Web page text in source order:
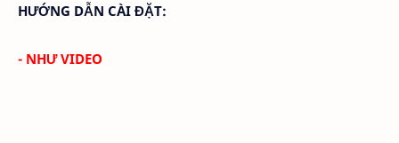
HƯỚNG DẪN CÀI ĐẶT:
- NHƯ VIDEO